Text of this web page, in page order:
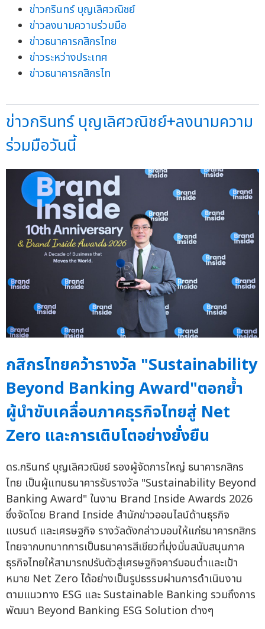
ข่าวกรินทร์ บุญเลิศวณิชย์
ข่าวลงนามความร่วมมือ
ข่าวธนาคารกสิกรไทย
ข่าวระหว่างประเทศ
ข่าวธนาคารกสิกรไท
ข่าวกรินทร์ บุญเลิศวณิชย์+ลงนามความ
ร่วมมือวันนี้
กสิกรไทยคว้ารางวัล "Sustainability
Beyond Banking Award"ตอกย้ำ
ผู้นำขับเคลื่อนภาคธุรกิจไทยสู่ Net
Zero และการเติบโตอย่างยั่งยืน
ดร.กรินทร์ บุญเลิศวณิชย์ รองผู้จัดการใหญ่ ธนาคารกสิกร
ไทย เป็นผู้แทนธนาคารรับรางวัล "Sustainability Beyond
Banking Award" ในงาน Brand Inside Awards 2026
ซึ่งจัดโดย Brand Inside สำนักข่าวออนไลน์ด้านธุรกิจ
แบรนด์ และเศรษฐกิจ รางวัลดังกล่าวมอบให้แก่ธนาคารกสิกร
ไทยจากบทบาทการเป็นธนาคารสีเขียวที่มุ่งมั่นสนับสนุนภาค
ธุรกิจไทยให้สามารถปรับตัวสู่เศรษฐกิจคาร์บอนต่ำและเป้า
หมาย Net Zero ได้อย่างเป็นรูปธรรมผ่านการดำเนินงาน
ตามแนวทาง ESG และ Sustainable Banking รวมถึงการ
พัฒนา Beyond Banking ESG Solution ต่างๆ